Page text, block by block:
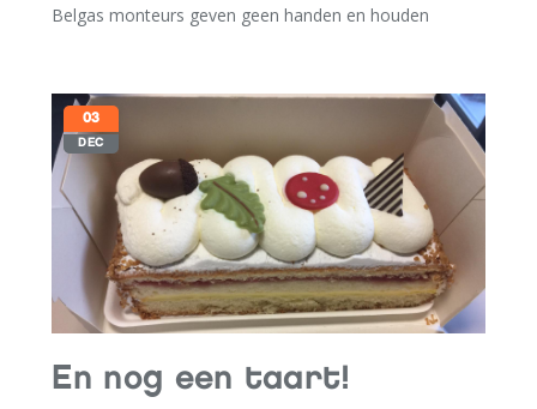
Belgas monteurs geven geen handen en houden
regelmatig onderhoud is van essentieel belang. Voor
uw veiligheid en… het verlengt de levensduur van uw
installaties en CV ketel.
03
DEC
En nog een taart!